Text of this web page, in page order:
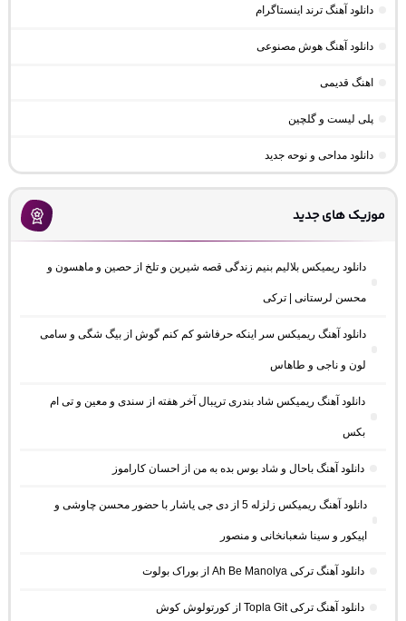
دانلود آهنگ ترند اینستاگرام
دانلود آهنگ هوش مصنوعی
اهنگ قدیمی
پلی لیست و گلچین
دانلود مداحی و نوحه جدید
موزیک های جدید
دانلود ریمیکس بلالیم بنیم زندگی قصه شیرین و تلخ از حصین و ماهسون و
محسن لرستانی | ترکی
دانلود آهنگ ریمیکس سر اینکه حرفاشو کم کنم گوش از بیگ شگی و سامی
لون و ناجی و طاهاس
دانلود آهنگ ریمیکس شاد بندری تریبال آخر هفته از سندی و معین و تی ام
بکس
دانلود آهنگ باحال و شاد بوس بده به من از احسان کاراموز
دانلود آهنگ ریمیکس زلزله 5 از دی جی یاشار با حضور محسن چاوشی و
اپیکور و سینا شعبانخانی و منصور
دانلود آهنگ ترکی Ah Be Manolya از بوراک بولوت
دانلود آهنگ ترکی Topla Git از کورتولوش کوش